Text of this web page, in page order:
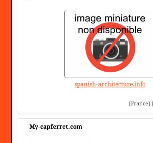
spanish-architecture.info
[France]
My-capferret.com